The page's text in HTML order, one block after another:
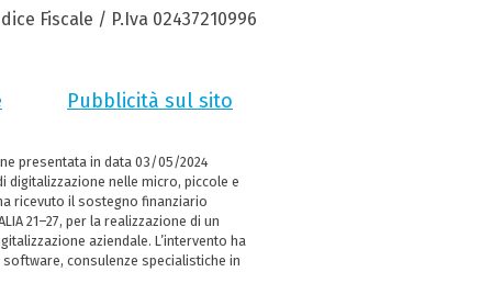
Fiscale / P.Iva 02437210996
Pubblicità sul sito
presentata in data 03/05/2024
digitalizzazione nelle micro, piccole e
ricevuto il sostegno finanziario
21–27, per la realizzazione di un
aziendale. L’intervento ha
consulenze specialistiche in